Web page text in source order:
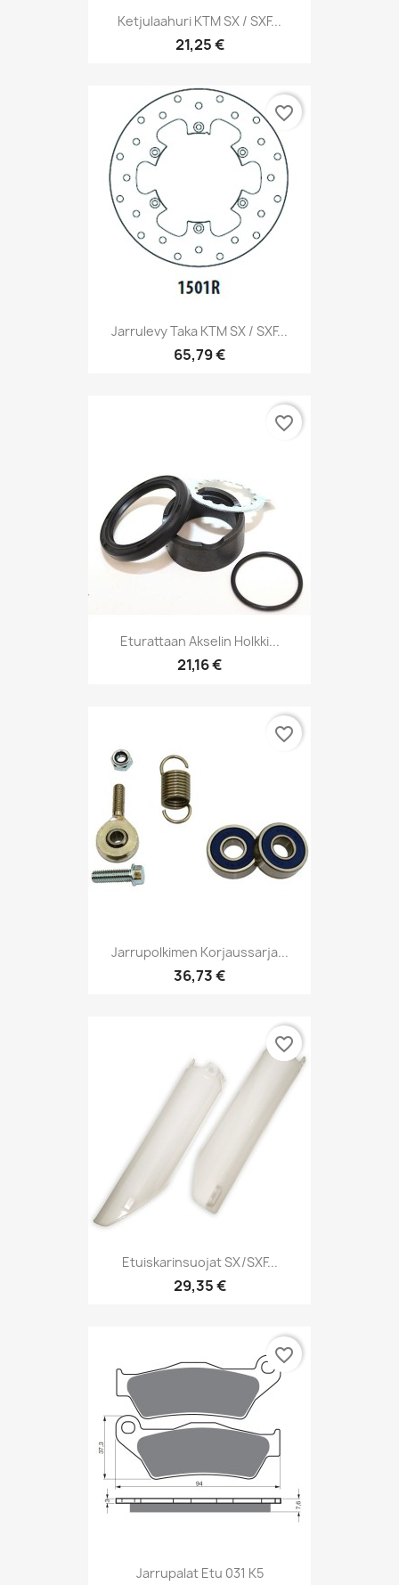
Ketjulaahuri KTM SX / SXF...
21,25 €
Jarrulevy Taka KTM SX / SXF...
65,79 €
favorite_border
Eturattaan Akselin Holkki...
21,16 €
favorite_border
Jarrupolkimen Korjaussarja...
36,73 €
favorite_border
Etuiskarinsuojat SX/SXF...
29,35 €
favorite_border
Jarrupalat Etu 031 K5
favorite_border